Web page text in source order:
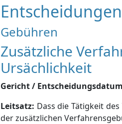
Entscheidungen
Gebühren
Zusätzliche
Ursächlichkeit
Gericht /
Leitsatz: Dass die Tätigkeit
der zusätzlichen